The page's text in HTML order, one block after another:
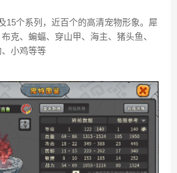
15个系列，近百个的高清宠物形象。犀
克、蝙蝠、穿山甲、海主、猪头鱼、
小鸡等等